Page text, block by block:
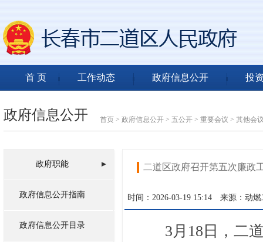
首 页 工作动态 政府信息公开 投
政府信息公开 首页 > 政府信息公开 > 五公开 > 重要会议 > 其他会
政府职能
政府信息公开指南
政府信息公开目录
二道区政府召开第五次廉政
时间：2026-03-19 15:14 来源：动燃
3月18日，二道